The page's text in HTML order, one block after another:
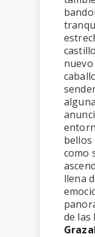
bellos
como
llena
de las